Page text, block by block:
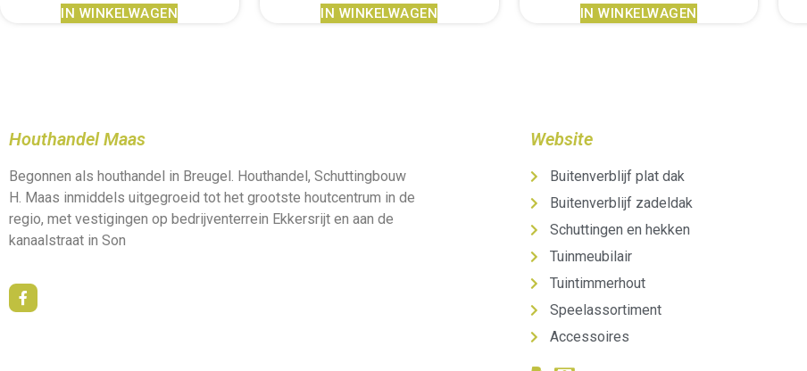
IN WINKELWAGEN IN WINKELWAGEN IN WINKELWAGEN
Houthandel Maas
Begonnen als houthandel in Breugel. Houthandel, Schuttingbouw
H. Maas inmiddels uitgegroeid tot het grootste houtcentrum in de
regio, met vestigingen op bedrijventerrein Ekkersrijt en aan de
kanaalstraat in Son
Website
Buitenverblijf plat dak
Buitenverblijf zadeldak
Schuttingen en hekken
Tuinmeubilair
Tuintimmerhout
Speelassortiment
Accessoires